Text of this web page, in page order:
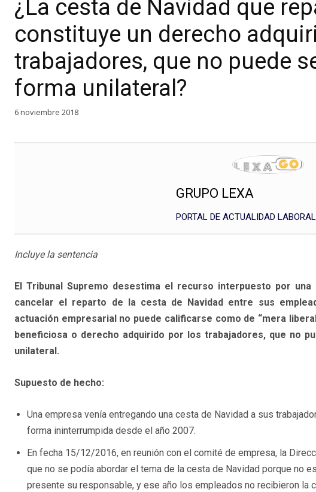
¿La cesta de Navidad que
constituye un derecho
trabajadores, que no puede
forma unilateral?
6 noviembre 2018
GRUPO LEXA
PORTAL DE ACTUALIDAD
Incluye la sentencia
El Tribunal Supremo desestima el recurso interpuesto por
cancelar el reparto de la cesta de Navidad entre sus
actuación empresarial no puede calificarse como de “mera
beneficiosa o derecho adquirido por los trabajadores, que no
unilateral.
Supuesto de hecho:
Una empresa venía entregando una cesta de Navidad a sus
forma ininterrumpida desde el año 2007.
En fecha 15/12/2016, en reunión con el comité de empresa, la
que no se podía abordar el tema de la cesta de Navidad porque no
presente su responsable, y ese año los empleados no recibieron la